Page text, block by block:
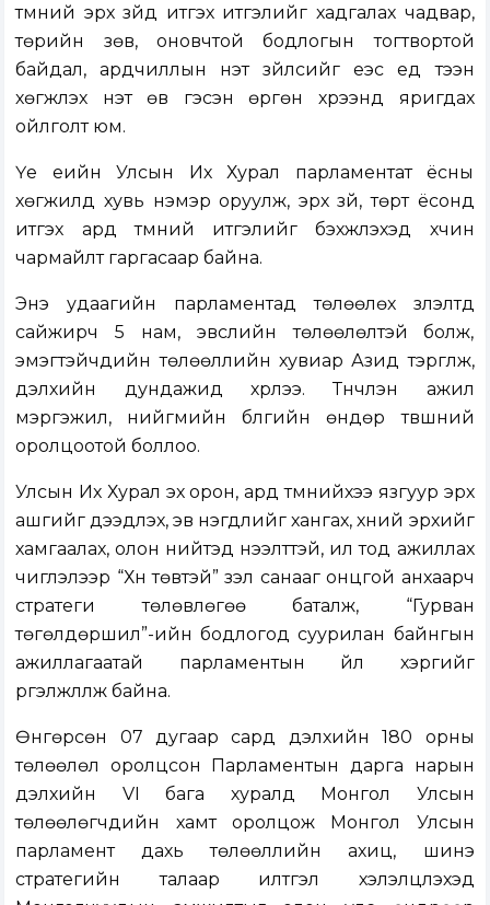
түмний эрх зүйд итгэх итгэлийг хадгалах чадвар,
төрийн зөв, оновчтой бодлогын тогтвортой
байдал, ардчиллын үнэт зүйлсийг үеэс үед тээн
хөгжүүлэх үнэт өв гэсэн өргөн хүрээнд яригдах
ойлголт юм.
Үе үеийн Улсын Их Хурал парламентат ёсны
хөгжилд хувь нэмэр оруулж, эрх зүй, төрт ёсонд
итгэх ард түмний итгэлийг бэхжүүлэхэд хүчин
чармайлт гаргасаар байна.
Энэ удаагийн парламентад төлөөлөх үзүүлэлтүүд
сайжирч 5 нам, эвслийн төлөөлөлтэй болж,
эмэгтэйчүүдийн төлөөллийн хувиар Азид тэргүүлж,
дэлхийн дундажид хүрлээ. Түүнчлэн ажил
мэргэжил, нийгмийн бүлгийн өндөр түвшний
оролцоотой боллоо.
Улсын Их Хурал эх орон, ард түмнийхээ язгуур эрх
ашгийг дээдлэх, эв нэгдлийг хангах, хүний эрхийг
хамгаалах, олон нийтэд нээлттэй, ил тод ажиллах
чиглэлээр “Хүн төвтэй” үзэл санааг онцгой анхаарч
стратеги төлөвлөгөө баталж, “Гурван
төгөлдөршил”-ийн бодлогод суурилан байнгын
ажиллагаатай парламентын үйл хэргийг
үргэлжлүүлж байна.
Өнгөрсөн 07 дугаар сард дэлхийн 180 орны
төлөөлөл оролцсон Парламентын дарга нарын
дэлхийн VI бага хуралд Монгол Улсын
төлөөлөгчдийн хамт оролцож Монгол Улсын
парламент дахь төлөөллийн ахиц, шинэ
стратегийн талаар илтгэл хэлэлцүүлэхэд